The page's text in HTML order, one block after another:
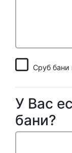
Сруб бани
У Вас
бани?